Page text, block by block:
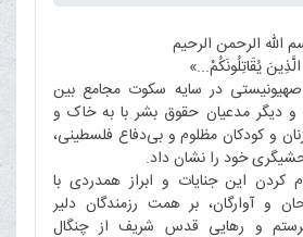
الله الرحمن الرحیم
يُقَاتِلُونَكُمْ...»
صهیونیستی در سایه سکوت مجامع بین
و دیگر مدعیان حقوق بشر با به خاک و
و کودکان مظلوم و بی‌دفاع فلسطینی،
خود را نشان داد.
این جنایات و ابراز همدردی با
و آوارگان، بر همت رزمندگان دلیر
و رهایی قدس شریف از چنگال